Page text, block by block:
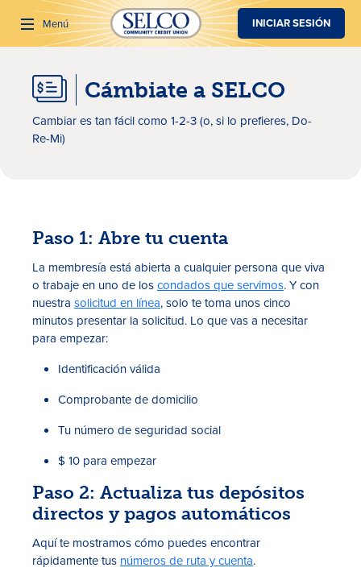
SALTAR AL CONTENIDO PRINCIPAL
Menú
Tasas
Sucursales
INICIAR SESIÓN
Cámbiate a SELCO
Cambiar es tan fácil como 1-2-3(o, si lo prefieres, Do-
Re-Mi)
Paso 1: Abre tu cuenta
La membresía está abierta a cualquier persona que viva
o trabaje en uno de loscondados que servimos. Y con
nuestra solicitud en línea, solo te toma unos cinco
minutos presentar la solicitud. Lo que vas a necesitar
para empezar:
Identificación válida
Comprobante de domicilio
Tu número de seguridad social
$ 10 para empezar
Paso 2: Actualiza tus depósitos
directos y pagos automáticos
Aquí te mostramos cómo puedes encontrar
rápidamente tus números de ruta y cuenta.